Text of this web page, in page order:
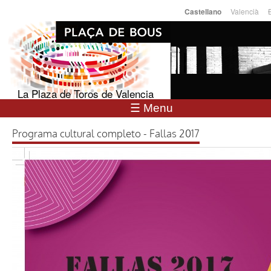
contenido
principal
Idiomas
Castellano Valencià
La Plaza de Toros de Valencia
☰ Menu
Programa cultural completo - Fallas 2017